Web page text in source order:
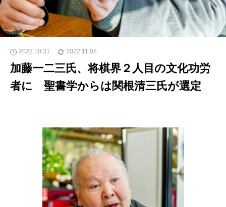
2022.10.31 2022.11.08
加藤一二三氏、将棋界２人目の文化功労
者に 聖書学からは関根清三氏が選定